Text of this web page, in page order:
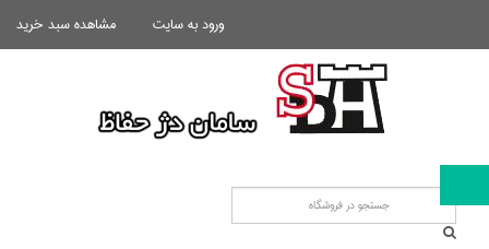
ورود به سایت مشاهده سبد خرید